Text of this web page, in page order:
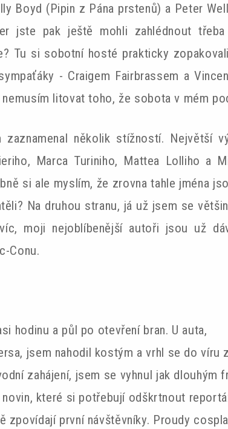
Boyd (Pipin z Pána prstenů) a Peter
jste pak ještě mohli zahlédnout
Tu si sobotní hosté prakticky
- Craigem Fairbrassem a
litovat toho, že sobota v mém
několik stížností. Největší
Marca Turiniho, Mattea Lolliho a
si ale myslím, že zrovna tahle jména
Na druhou stranu, já už jsem se
moji nejoblíbenější autoři jsou už
Conu.
hodinu a půl po otevření bran. U auta,
jsem nahodil kostým a vrhl se do víru
zahájení, jsem se vyhnul jak dlouhým
které si potřebují odškrtnout
zpovídají první návštěvníky. Proudy